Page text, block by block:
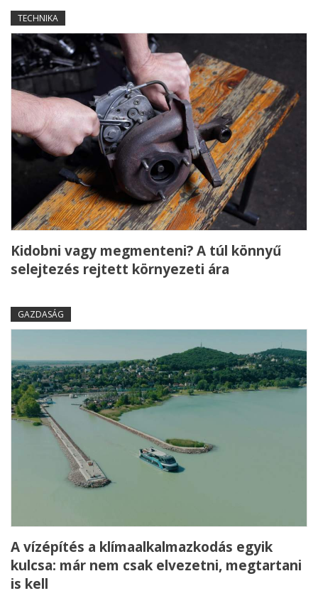
TECHNIKA
Kidobni vagy megmenteni? A túl könnyű
selejtezés rejtett környezeti ára
GAZDASÁG
A vízépítés a klímaalkalmazkodás egyik
kulcsa: már nem csak elvezetni, megtartani
is kell